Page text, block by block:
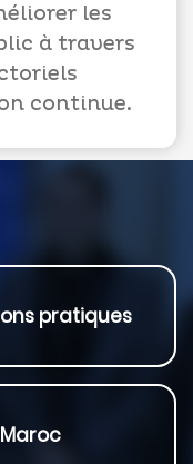
les
à travers
continue.
pratiques